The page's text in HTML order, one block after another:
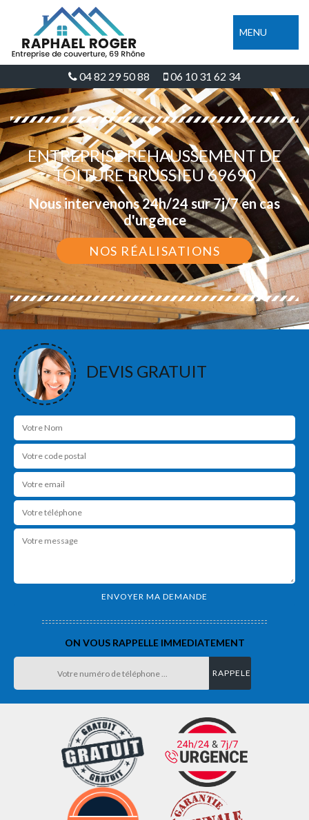
MENU
04 82 29 50 88 06 10 31 62 34
ENTREPRISE REHAUSSEMENT DE
TOITURE BRUSSIEU 69690
Nous intervenons 24h/24 sur 7j/7 en cas
d'urgence
NOS RÉALISATIONS
DEVIS GRATUIT
ON VOUS RAPPELLE IMMEDIATEMENT